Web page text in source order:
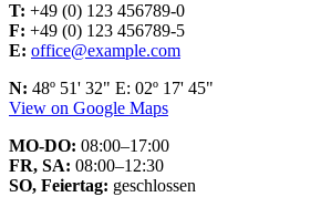
T: +49 (0) 123 456789-0
F: +49 (0) 123 456789-5
E: office@example.com
N: 48º 51' 32" E: 02º 17' 45"
View on Google Maps
MO-DO: 08:00–17:00
FR, SA: 08:00–12:30
SO, Feiertag: geschlossen